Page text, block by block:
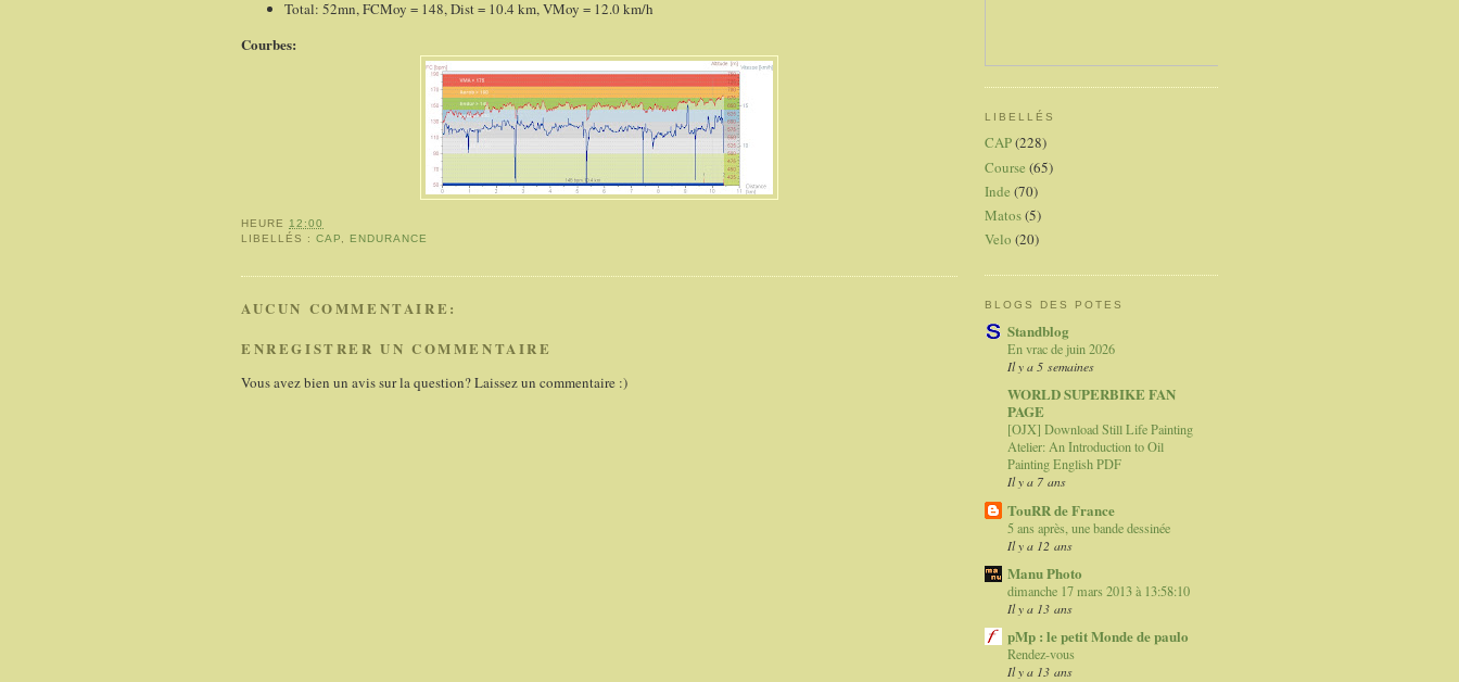
Total: 52mn, FCMoy = 148, Dist = 10.4 km, VMoy = 12.0 km/h
Courbes:
HEURE 12:00
LIBELLÉS :CAP ENDURANCE
AUCUN COMMENTAIRE:
ENREGISTRER UN COMMENTAIRE
Vous avez bien un avis sur la question? Laissez un commentaire :)
LIBELLÉS
CAP(228)
Course (65)
Inde (70)
Matos(5)
Velo (20)
BLOGS DES POTES
Standblog
En vrac de juin 2026
Il y a 5 semaines
WORLD SUPERBIKE FAN
PAGE
[OJX] Download Still Life Painting
Atelier: An Introduction to Oil
Painting English PDF
Il y a 7 ans
TouRR de France
5 ans après, une bande dessinée
Il y a 12 ans
Manu Photo
dimanche 17 mars 2013 à 13:58:10
Il y a 13 ans
pMp : le petit Monde de paulo
Rendez-vous
Il y a 13 ans